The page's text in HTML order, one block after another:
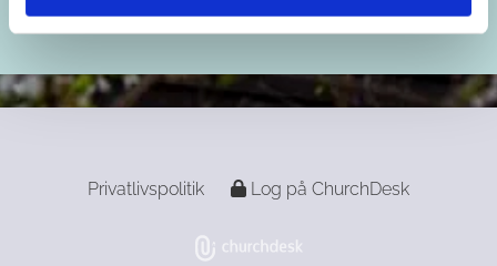
Privatlivspolitik Log på ChurchDesk